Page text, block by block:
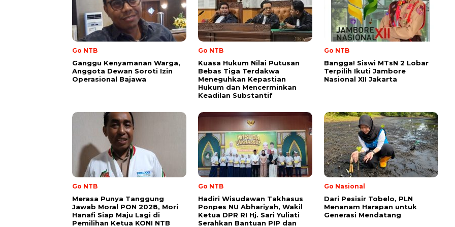
Go NTB
Ganggu Kenyamanan Warga,
Anggota Dewan Soroti Izin
Operasional Bajawa
Go NTB
Kuasa Hukum Nilai Putusan
Bebas Tiga Terdakwa
Meneguhkan Kepastian
Hukum dan Mencerminkan
Keadilan Substantif
Go NTB
Bangga! Siswi MTsN 2 Lobar
Terpilih Ikuti Jambore
Nasional XII Jakarta
Go NTB
Merasa Punya Tanggung
Jawab Moral PON 2028, Mori
Hanafi Siap Maju Lagi di
Pemilihan Ketua KONI NTB
Go NTB
Hadiri Wisudawan Takhasus
Ponpes NU Abhariyah, Wakil
Ketua DPR RI Hj. Sari Yuliati
Serahkan Bantuan PIP dan
Go Nasional
Dari Pesisir Tobelo, PLN
Menanam Harapan untuk
Generasi Mendatang